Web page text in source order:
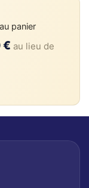
panier
€ au lieu de